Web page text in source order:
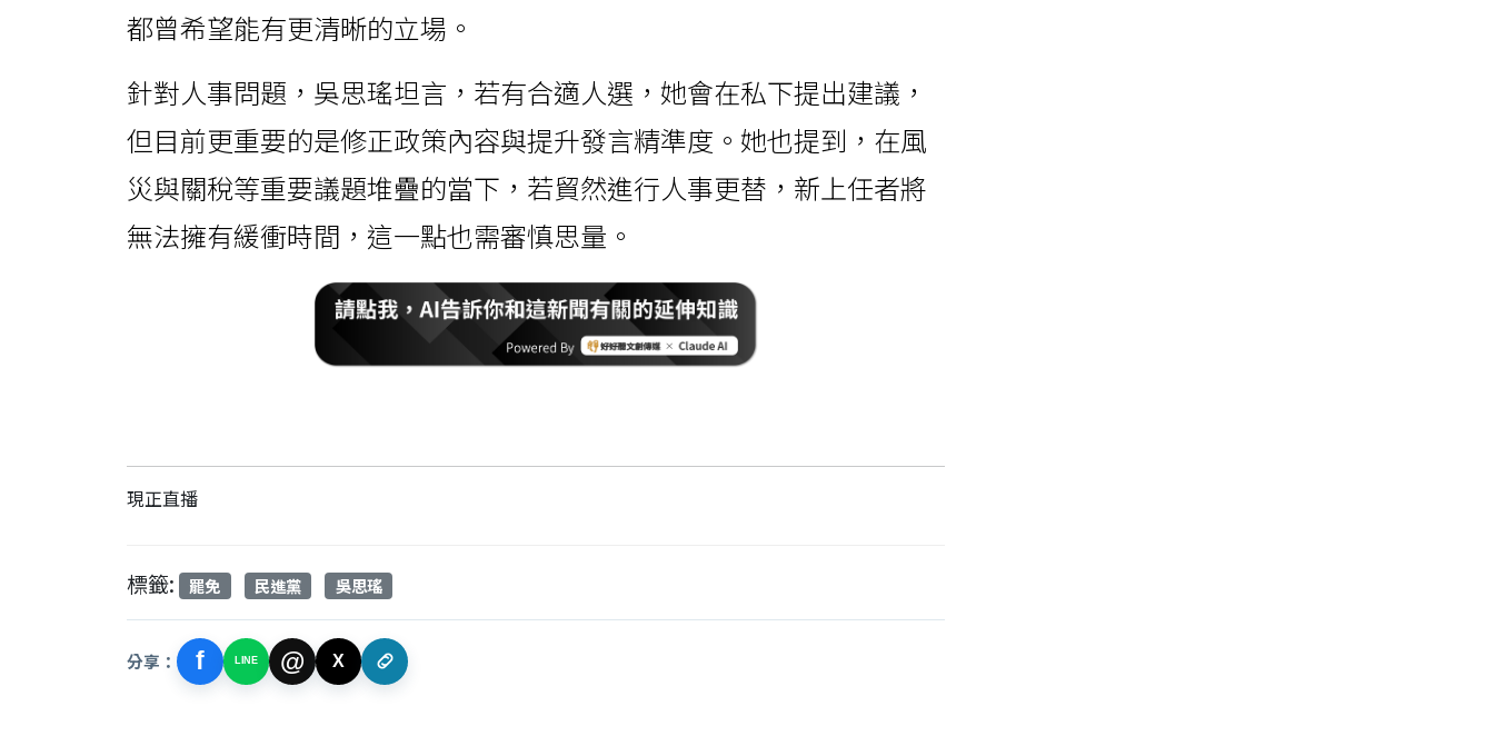
都曾希望能有更清晰的立場。
針對人事問題，吳思瑤坦言，若有合適人選，她會在私下提出建議，
但目前更重要的是修正政策內容與提升發言精準度。她也提到，在風
災與關稅等重要議題堆疊的當下，若貿然進行人事更替，新上任者將
無法擁有緩衝時間，這一點也需審慎思量。
現正直播
標籤: 罷免 民進黨 吳思瑤
分享： f LINE @ X